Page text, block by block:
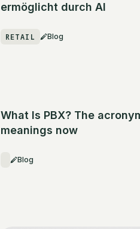
ermöglicht durch AI
RETAIL Blog
What Is PBX? The
meanings now
Blog